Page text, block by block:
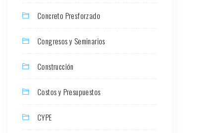
Concreto Presforzado
Congresos y Seminarios
Construcción
Costos y Presupuestos
CYPE